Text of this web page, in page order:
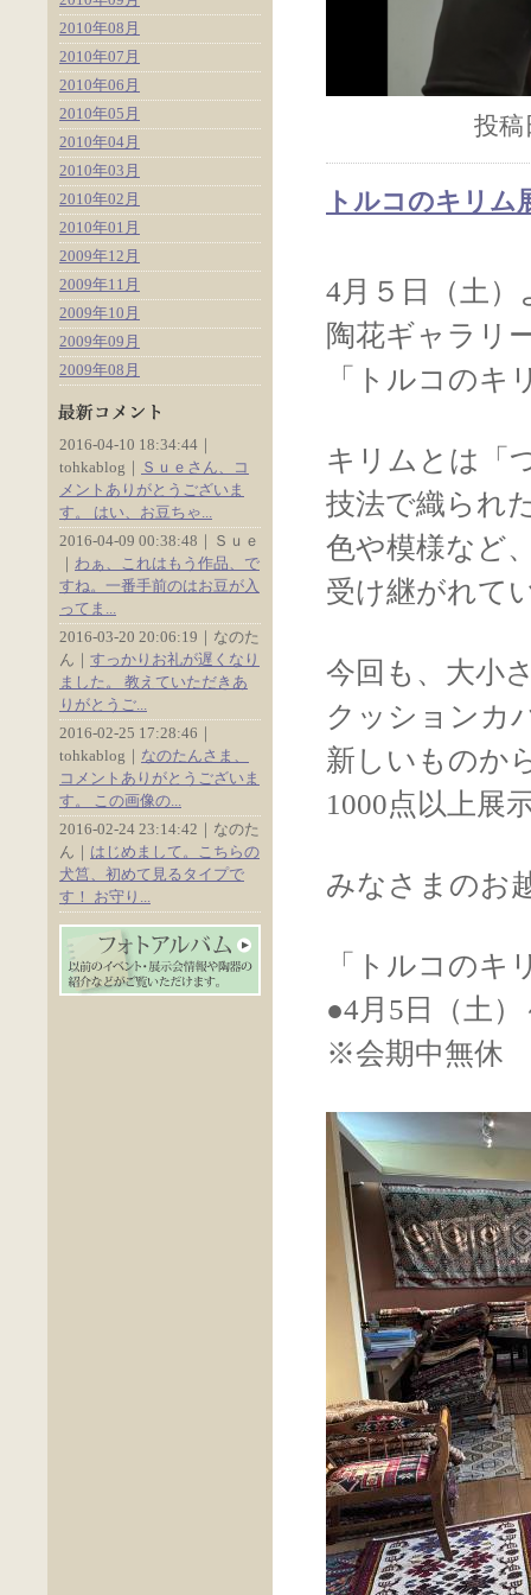
投稿
トルコのキリ
4月５日（土）
陶花ギャラリ
「トルコのキ
キリムとは「
技法で織られ
色や模様など
受け継がれて
今回も、大小
クッションカ
新しいものか
1000点以上展
みなさまのお
「トルコの
●4月5日（土
※会期中無休
2010年08月
2010年07月
2010年06月
2010年05月
2010年04月
2010年03月
2010年02月
2010年01月
2009年12月
2009年11月
2009年10月
2009年09月
2009年08月
2016-04-10 18:34:44｜
tohkablog｜
Ｓｕｅさん、コ
メントありがとうございま
す。 はい、お豆ちゃ...
2016-04-09 00:38:48｜Ｓｕｅ
わぁ、これはもう作品、で
すね。一番手前のはお豆が入
ってま...
2016-03-20 20:06:19｜なのた
ん｜ すっかりお礼が遅くなり
ました。 教えていただきあ
りがとうご...
2016-02-25 17:28:46｜
tohkablog｜ なのたんさま、
コメントありがとうございま
す。 この画像の...
2016-02-24 23:14:42｜なのた
ん｜ はじめまして。こちらの
犬筥、初めて見るタイプで
す！ お守り...